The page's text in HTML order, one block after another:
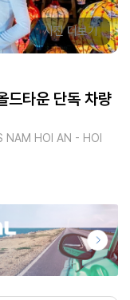
사진 더보기
드타운 단독 차량
NAM HOI AN - HOI